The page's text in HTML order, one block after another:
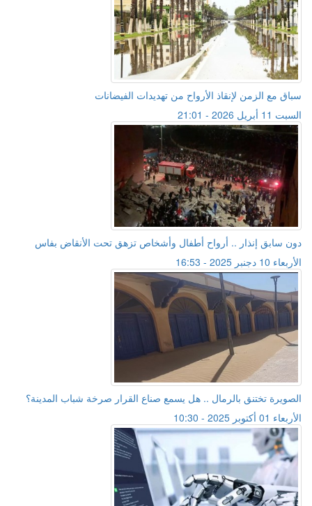
سباق مع الزمن لإنقاذ الأرواح من تهديدات الفيضانات
السبت 11 أبريل 2026 - 21:01
دون سابق إنذار .. أرواح أطفال وأشخاص تزهق تحت الأنقاض بفاس
الأربعاء 10 دجنبر 2025 - 16:53
الصويرة تختنق بالرمال .. هل يسمع صناع القرار صرخة شباب المدينة؟
الأربعاء 01 أكتوبر 2025 - 10:30